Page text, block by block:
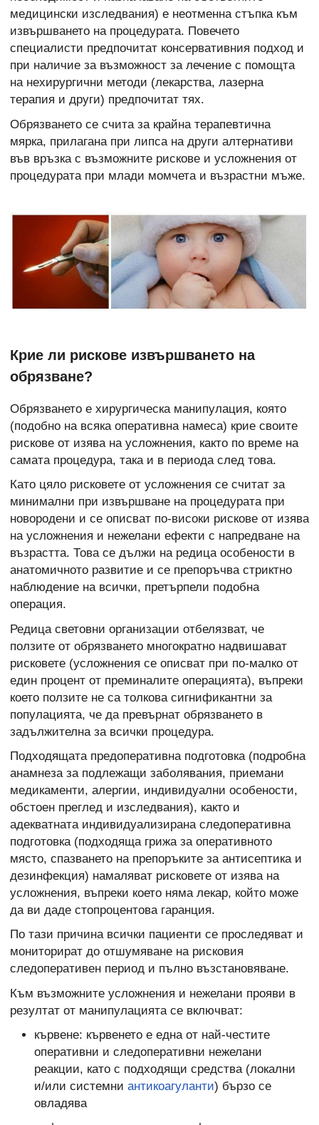
медицински изследвания) е неотменна стъпка към
извършването на процедурата. Повечето
специалисти предпочитат консервативния подход и
при наличие за възможност за лечение с помощта
на нехирургични методи (лекарства, лазерна
терапия и други) предпочитат тях.
Обрязването се счита за крайна терапевтична
мярка, прилагана при липса на други алтернативи
във връзка с възможните рискове и усложнения от
процедурата при млади момчета и възрастни мъже.
Крие ли рискове извършването на
обрязване?
Обрязването е хирургическа манипулация, която
(подобно на всяка оперативна намеса) крие своите
рискове от изява на усложнения, както по време на
самата процедура, така и в периода след това.
Като цяло рисковете от усложнения се считат за
минимални при извършване на процедурата при
новородени и се описват по-високи рискове от изява
на усложнения и нежелани ефекти с напредване на
възрастта. Това се дължи на редица особености в
анатомичното развитие и се препоръчва стриктно
наблюдение на всички, претърпели подобна
операция.
Редица световни организации отбелязват, че
ползите от обрязването многократно надвишават
рисковете (усложнения се описват при по-малко от
един процент от преминалите операцията), въпреки
което ползите не са толкова сигнификантни за
популацията, че да превърнат обрязването в
задължителна за всички процедура.
Подходящата предоперативна подготовка (подробна
анамнеза за подлежащи заболявания, приемани
медикаменти, алергии, индивидуални особености,
обстоен преглед и изследвания), както и
адекватната индивидуализирана следоперативна
подготовка (подходяща грижа за оперативното
място, спазването на препоръките за антисептика и
дезинфекция) намаляват рисковете от изява на
усложнения, въпреки което няма лекар, който може
да ви даде стопроцентова гаранция.
По тази причина всички пациенти се проследяват и
мониторират до отшумяване на рисковия
следоперативен период и пълно възстановяване.
Към възможните усложнения и нежелани прояви в
резултат от манипулацията се включват:
кървене: кървенето е една от най-честите
оперативни и следоперативни нежелани
реакции, като с подходящи средства (локални
и/или системни антикоагуланти) бързо се
овладява